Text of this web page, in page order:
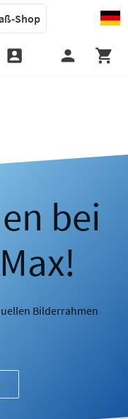
Shop
bei
Bilderrahmen